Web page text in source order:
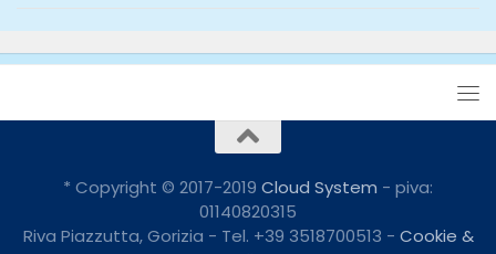
* Copyright © 2017-2019 Cloud System - piva:
01140820315
Riva Piazzutta, Gorizia - Tel. +39 3518700513 - Cookie &